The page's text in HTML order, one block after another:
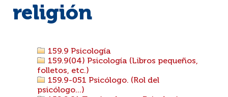
religión
159.9 Psicología
159.9(04) Psicología (Libros pequeños,
folletos, etc.)
159.9-051 Psicólogo. (Rol del
psicólogo...)